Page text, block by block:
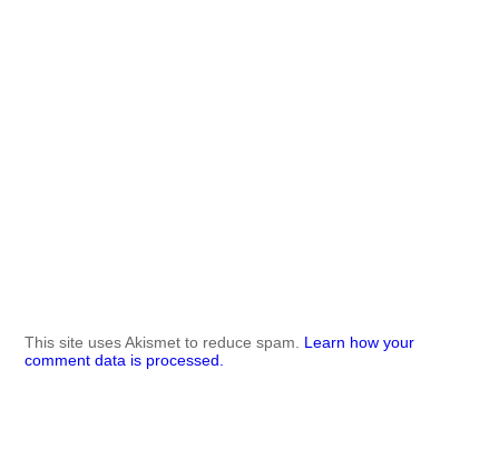
This site uses Akismet to reduce spam. Learn how your
comment data is processed.